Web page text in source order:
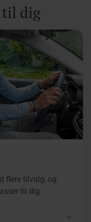
dig
flere tilvalg, og
til dig.